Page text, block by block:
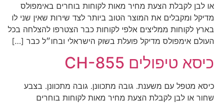
או לבן לקבלת הצעת מחיר מאות לקוחות בוחרים באימפולס
מדיקל ומקבלים את המוצר הטוב ביותר לצד שירות שאין שני לו
בארץ לקוחות ממליצים אלפי לקוחות כבר הצטרפו להצלחה בכל
העולם אימפולס מדיקל פועלת בשוק הישראלי ובחו״ל כבר […]
כיסא טיפולים CH-855
כיסא מטפל עם משענת. גובה מתכוונן. גובה מתכוונן. בצבע
שחור או לבן לקבלת הצעת מחיר מאות לקוחות בוחרים